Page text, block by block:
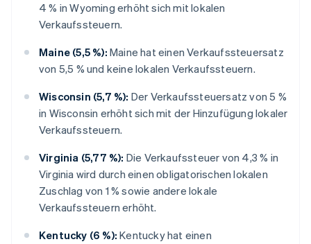
4 % in Wyoming erhöht sich mit lokalen
Verkaufssteuern.
Maine (5,5 %): Maine hat einen Verkaufssteuersatz
von 5,5 % und keine lokalen Verkaufssteuern.
Wisconsin (5,7 %): Der Verkaufssteuersatz von 5 %
in Wisconsin erhöht sich mit der Hinzufügung lokaler
Verkaufssteuern.
Virginia (5,77 %): Die Verkaufssteuer von 4,3 % in
Virginia wird durch einen obligatorischen lokalen
Zuschlag von 1 % sowie andere lokale
Verkaufssteuern erhöht.
Kentucky (6 %): Kentucky hat einen